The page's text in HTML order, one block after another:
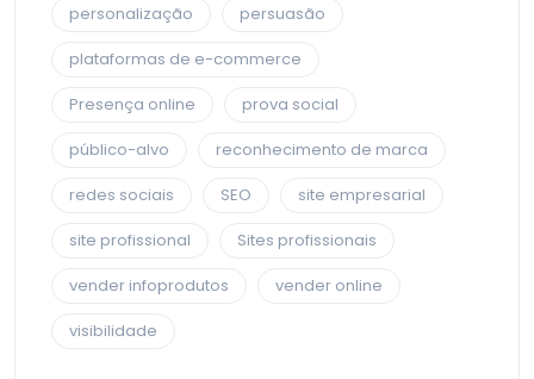
personalização
persuasão
plataformas de e-commerce
Presença online
prova social
público-alvo
reconhecimento de marca
redes sociais
SEO
site empresarial
site profissional
Sites profissionais
vender infoprodutos
vender online
visibilidade